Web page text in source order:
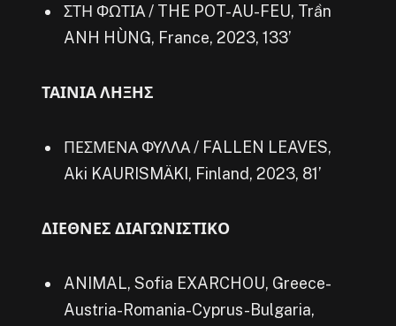
ΣΤΗ ΦΩΤΙΑ / THE POT-AU-FEU, Trần
ANH HÙNG, France, 2023, 133’
ΤΑΙΝΙΑ ΛΗΞΗΣ
ΠΕΣΜΕΝΑ ΦΥΛΛΑ / FALLEN LEAVES,
Aki KAURISMӒKI, Finland, 2023, 81’
ΔΙΕΘΝΕΣ ΔΙΑΓΩΝΙΣΤΙΚΟ
ANIMAL, Sofia EXARCHOU, Greece-
Austria-Romania-Cyprus-Bulgaria,